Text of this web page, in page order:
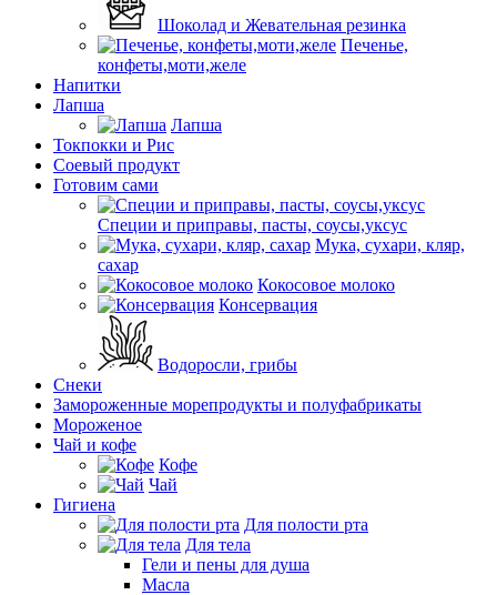
Шоколад и Жевательная резинка
Печенье,
конфеты,моти,желе
Напитки
Лапша
Лапша
Токпокки и Рис
Соевый продукт
Готовим сами
Специи и приправы, пасты, соусы,уксус
Мука, сухари, кляр,
сахар
Кокосовое молоко
Консервация
Водоросли, грибы
Снеки
Замороженные морепродукты и полуфабрикаты
Мороженое
Чай и кофе
Кофе
Чай
Гигиена
Для полости рта
Для тела
Гели и пены для душа
Масла